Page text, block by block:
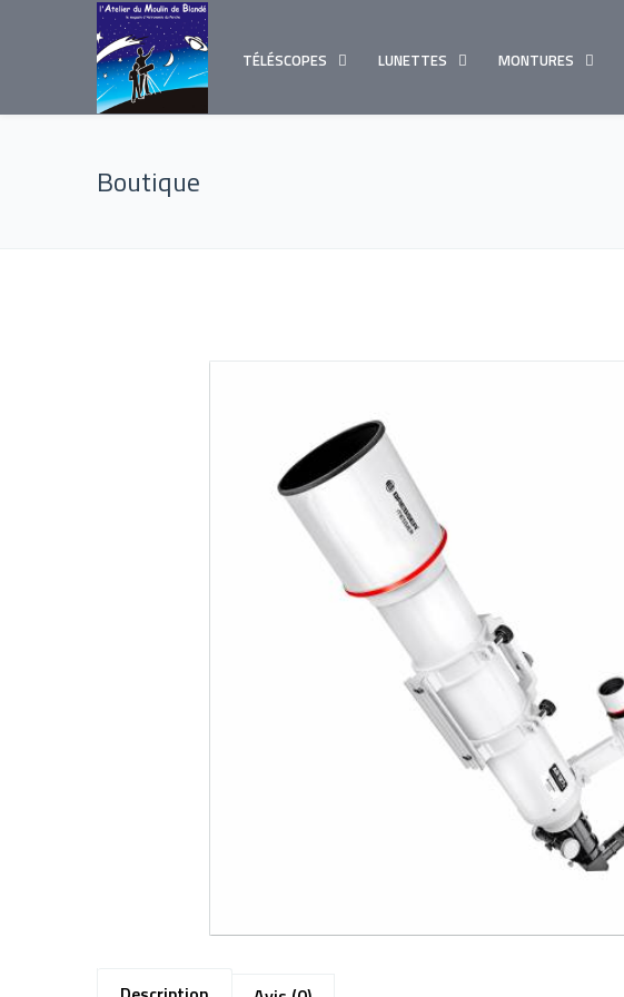
TÉLÉSCOPES LUNETTES MONTURES
Boutique